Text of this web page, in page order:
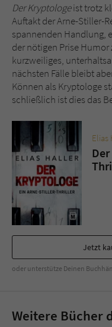
Der Kryptologeist trotz
Auftakt der Arne-Stiller-
spannenden Handlung,
der nötigen Prise
kurzweiliges,
nächsten Fälle bleibt
Können als Kryptologe
schließlich ist dies das
Elias
Jetzt
oder unterstütze Deinen
Weitere Bücher